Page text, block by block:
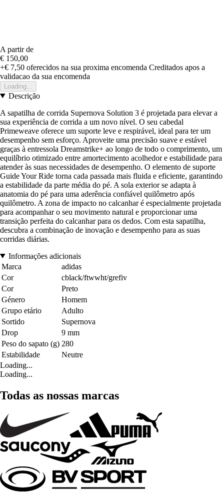
A partir de
€ 150,00
+€ 7,50 oferecidos na sua proxima encomenda Creditados apos a
validacao da sua encomenda
Loading...
Descrição
A sapatilha de corrida Supernova Solution 3 é projetada para elevar a
sua experiência de corrida a um novo nível. O seu cabedal
Primeweave oferece um suporte leve e respirável, ideal para ter um
desempenho sem esforço. Aproveite uma precisão suave e estável
graças à entressola Dreamstrike+ ao longo de todo o comprimento, um
equilíbrio otimizado entre amortecimento acolhedor e estabilidade para
atender às suas necessidades de desempenho. O elemento de suporte
Guide Your Ride torna cada passada mais fluida e eficiente, garantindo
a estabilidade da parte média do pé. A sola exterior se adapta à
anatomia do pé para uma aderência confiável quilômetro após
quilômetro. A zona de impacto no calcanhar é especialmente projetada
para acompanhar o seu movimento natural e proporcionar uma
transição perfeita do calcanhar para os dedos. Com esta sapatilha,
descubra a combinação de inovação e desempenho para as suas
corridas diárias.
Informações adicionais
Marca
adidas
Cor
cblack/ftwwht/grefiv
Cor
Preto
Género
Homem
Grupo etário
Adulto
Sortido
Supernova
Drop
9 mm
Peso do sapato (g) 280
Estabilidade
Neutre
Loading...
Loading...
Todas as nossas marcas